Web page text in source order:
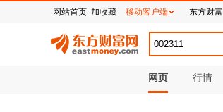
网页 行情
网站首页 加收藏 移动客户端 东方财富